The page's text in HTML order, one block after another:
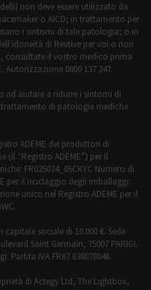
non deve essere utilizzato da
o AICD; in trattamento per
i sintomi di tale patologia; o in
di Revtive per voi o non
consultate il vostro medico prima
0800 137 247.
ad aiutare a ridurre i sintomi di
di patologie mediche
ADEME dei produttori di
(il “Registro ADEME”) per il
FR025074_05CKYC Numero di
per il riciclaggio degli imballaggi:
unico nel Registro ADEME per il
sociale di 10.000 €. Sede
Saint Germain, 75007 PARIGI.
Partita IVA FR67 838078046.
di Actegy Ltd, The Lightbox,